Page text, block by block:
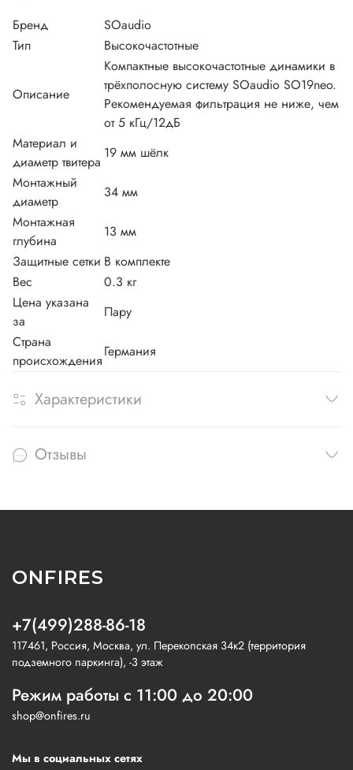
Бренд
SOaudio
Тип
Высокочастотные
Описание
Компактные высокочастотные динамики в
трёхполосную систему SOaudio SO19neo.
Рекомендуемая фильтрация не ниже, чем
от 5 кГц/12дБ
Материал и
диаметр твитера
19 мм шёлк
Монтажный
диаметр
34 мм
Монтажная
глубина
13 мм
Защитные сетки В комплекте
Вес
0.3 кг
Цена указана
за
Пару
Страна
происхождения
Германия
Характеристики
Отзывы
ONFIRES
+7(499)288-86-18
117461, Россия, Москва, ул. Перекопская 34к2 (территория
подземного паркинга), -3 этаж
Режим работы с 11:00 до 20:00
shop@onfires.ru
Мы в социальных сетях